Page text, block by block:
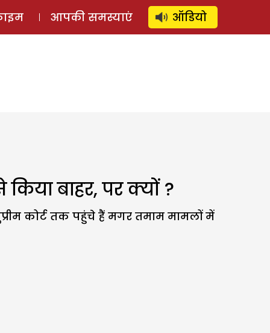
लॉग इन ⚲ SUBSCRIBE
आपकी समस्याएं ऑडियो
बाहर, पर क्यों ?
कोर्ट तक पहुंचे हैं मगर तमाम मामलों में